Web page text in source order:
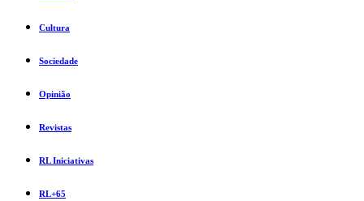
Cultura
Sociedade
Opinião
Revistas
RL Iniciativas
RL+65